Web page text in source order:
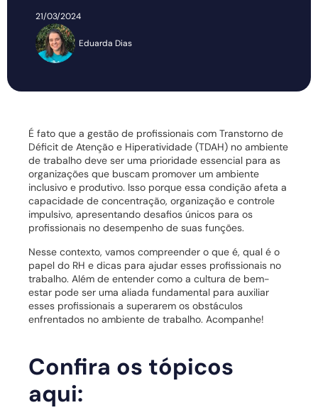
21/03/2024
Eduarda Dias
É fato que a gestão de profissionais com Transtorno de
Déficit de Atenção e Hiperatividade (TDAH) no ambiente
de trabalho deve ser uma prioridade essencial para as
organizações que buscam promover um ambiente
inclusivo e produtivo. Isso porque essa condição afeta a
capacidade de concentração, organização e controle
impulsivo, apresentando desafios únicos para os
profissionais no desempenho de suas funções.
Nesse contexto, vamos compreender o que é, qual é o
papel do RH e dicas para ajudar esses profissionais no
trabalho. Além de entender como a cultura de bem-
estar pode ser uma aliada fundamental para auxiliar
esses profissionais a superarem os obstáculos
enfrentados no ambiente de trabalho. Acompanhe!
Confira os tópicos
aqui: